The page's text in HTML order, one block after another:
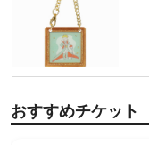
おすすめチケット